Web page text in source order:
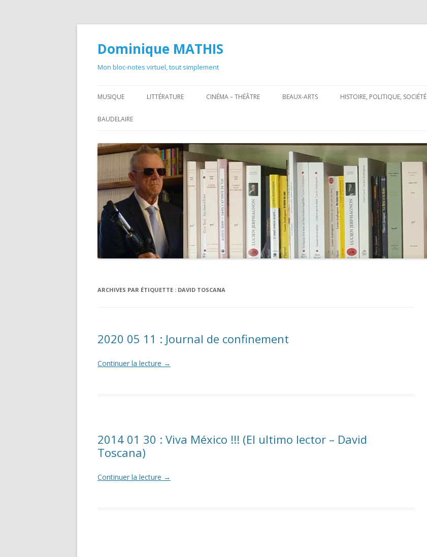
Dominique MATHIS
Mon bloc-notes virtuel, tout simplement
au
contenu
MUSIQUE LITTÉRATURE CINÉMA – THÉÂTRE BEAUX-ARTS HISTOIRE, POLITIQUE, SOCIÉTÉ
BAUDELAIRE
ARCHIVES PAR ÉTIQUETTE : DAVID TOSCANA
2020 05 11 : Journal de confinement
Continuer la lecture →
2014 01 30 : Viva México !!! (El ultimo lector – David
Toscana)
Continuer la lecture →